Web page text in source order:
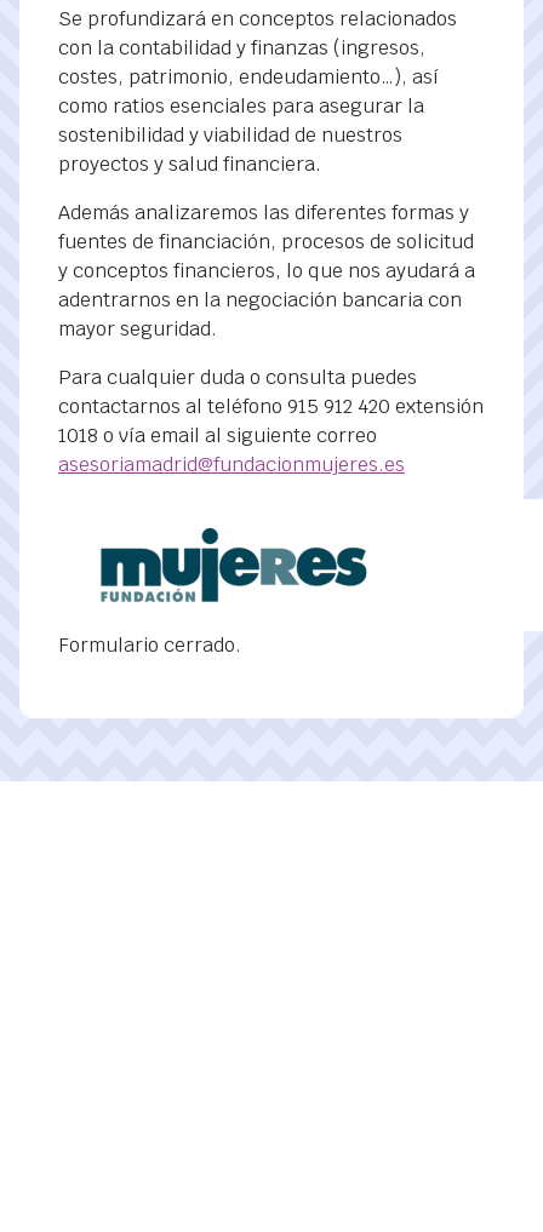
Se profundizará en conceptos relacionados
con la contabilidad y finanzas (ingresos,
costes, patrimonio, endeudamiento…), así
como ratios esenciales para asegurar la
sostenibilidad y viabilidad de nuestros
proyectos y salud financiera.
Además analizaremos las diferentes formas y
fuentes de financiación, procesos de solicitud
y conceptos financieros, lo que nos ayudará a
adentrarnos en la negociación bancaria con
mayor seguridad.
Para cualquier duda o consulta puedes
contactarnos al teléfono 915 912 420 extensión
1018 o vía email al siguiente correo
asesoriamadrid@fundacionmujeres.es
Formulario cerrado.